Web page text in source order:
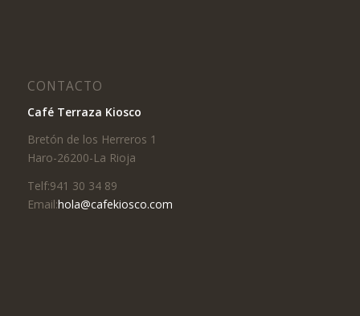
CONTACTO
Café Terraza Kiosco
Bretón de los Herreros 1
Haro-26200-La Rioja
Telf:941 30 34 89
Email:hola@cafekiosco.com